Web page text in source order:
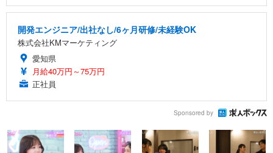
開発エンジニア/出社なし/6ヶ月研修/未経験OK
株式会社KMマーケティング
愛知県
月給40万円～75万円
正社員
Sponsored by